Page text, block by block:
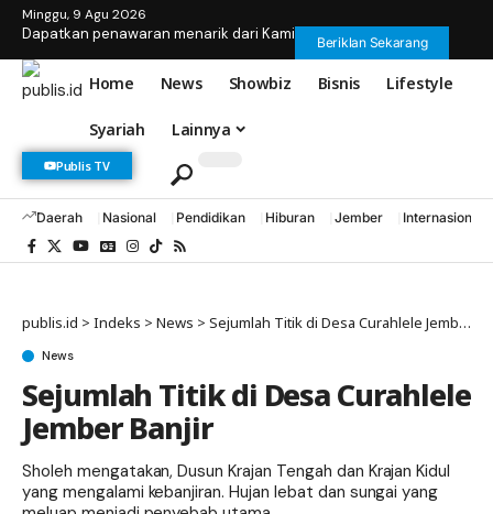
Minggu, 9 Agu 2026
Dapatkan penawaran menarik dari Kami Beriklan Sekarang
Home News Showbiz Bisnis Lifestyle
Syariah Lainnya
Publis TV
Daerah Nasional Pendidikan Hiburan Jember Internasional
publis.id > Indeks > News > Sejumlah Titik di Desa Curahlele Jember Banjir
News
Sejumlah Titik di Desa Curahlele
Jember Banjir
Sholeh mengatakan, Dusun Krajan Tengah dan Krajan Kidul
yang mengalami kebanjiran. Hujan lebat dan sungai yang